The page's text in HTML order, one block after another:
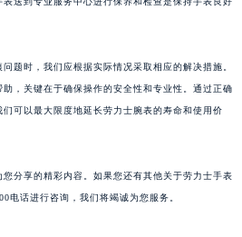
题时，我们应根据实际情况采取相应的解决措施。
，关键在于确保操作的安全性和专业性。通过正确
可以最大限度地延长劳力士腕表的寿命和使用价
您分享的精彩内容。如果您还有其他关于劳力士手表
电话进行咨询，我们将竭诚为您服务。